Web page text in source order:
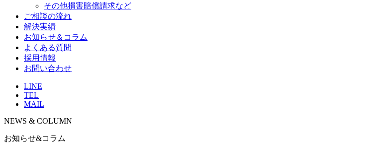
その他損害賠償請求など
ご相談の流れ
解決実績
お知らせ＆コラム
よくある質問
採用情報
お問い合わせ
LINE
TEL
MAIL
NEWS & COLUMN
お知らせ&コラム